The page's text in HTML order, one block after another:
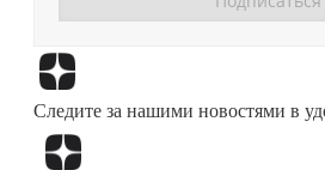
Следите за нашими новостями в